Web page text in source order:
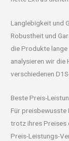
Langlebigkeit und
Robustheit und
die Produkte
analysieren wir die
verschiedenen
Beste Preis-
Für preisbewusste
trotz ihres Preises
Preis-Leistungs-